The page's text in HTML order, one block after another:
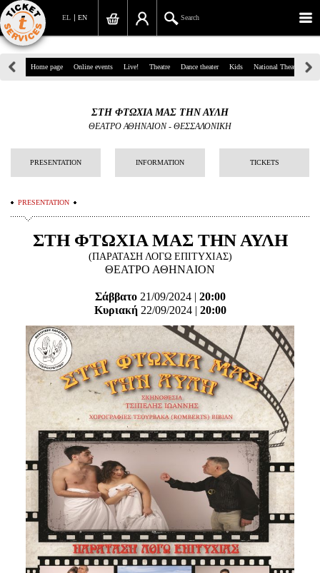
EN
EL Search
39, Panepistimiou Str, Athens
info@ticketservices.gr
Search
Sign up/Sign in
Search your order
Personal Data
Information
Home page Online events Live! Theatre Dance theater Kids National Theatre
ΣΤΗ ΦΤΩΧΙΑ ΜΑΣ ΤΗΝ ΑΥΛΗ
ΘΕΑΤΡΟ ΑΘΗΝΑΙΟΝ - ΘΕΣΣΑΛΟΝΙΚΗ
PRESENTATION INFORMATION TICKETS
PRESENTATION
ΣΤΗ ΦΤΩΧΙΑ ΜΑΣ ΤΗΝ ΑΥΛΗ
(ΠΑΡΑΤΑΣΗ ΛΟΓΩ ΕΠΙΤΥΧΙΑΣ)
ΘΕΑΤΡΟ ΑΘΗΝΑΙΟΝ
Σάββατο 21/09/2024 | 20:00
Κυριακή 22/09/2024 | 20:00